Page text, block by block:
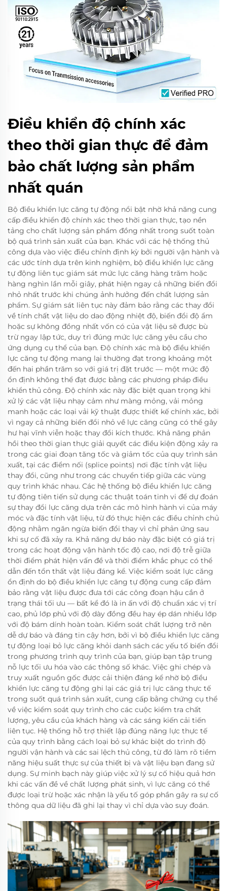
Điều khiển độ chính xác
theo thời gian thực để đảm
bảo chất lượng sản phẩm
nhất quán
Bộ điều khiển lực căng tự động nổi bật nhờ khả năng cung
cấp điều khiển độ chính xác theo thời gian thực, tạo nền
tảng cho chất lượng sản phẩm đồng nhất trong suốt toàn
bộ quá trình sản xuất của bạn. Khác với các hệ thống thủ
công dựa vào việc điều chỉnh định kỳ bởi người vận hành và
các ước tính dựa trên kinh nghiệm, bộ điều khiển lực căng
tự động liên tục giám sát mức lực căng hàng trăm hoặc
hàng nghìn lần mỗi giây, phát hiện ngay cả những biến đổi
nhỏ nhất trước khi chúng ảnh hưởng đến chất lượng sản
phẩm. Sự giám sát liên tục này đảm bảo rằng các thay đổi
về tính chất vật liệu do dao động nhiệt độ, biến đổi độ ẩm
hoặc sự không đồng nhất vốn có của vật liệu sẽ được bù
trừ ngay lập tức, duy trì đúng mức lực căng yêu cầu cho
ứng dụng cụ thể của bạn. Độ chính xác mà bộ điều khiển
lực căng tự động mang lại thường đạt trong khoảng một
đến hai phần trăm so với giá trị đặt trước — một mức độ
ổn định không thể đạt được bằng các phương pháp điều
khiển thủ công. Độ chính xác này đặc biệt quan trọng khi
xử lý các vật liệu nhạy cảm như màng mỏng, vải mỏng
manh hoặc các loại vải kỹ thuật được thiết kế chính xác, bởi
vì ngay cả những biến đổi nhỏ về lực căng cũng có thể gây
hư hại vĩnh viễn hoặc thay đổi kích thước. Khả năng phản
hồi theo thời gian thực giải quyết các điều kiện động xảy ra
trong các giai đoạn tăng tốc và giảm tốc của quy trình sản
xuất, tại các điểm nối (splice points) nơi đặc tính vật liệu
thay đổi, cũng như trong các chuyển tiếp giữa các vùng
quy trình khác nhau. Các hệ thống bộ điều khiển lực căng
tự động tiên tiến sử dụng các thuật toán tinh vi để dự đoán
sự thay đổi lực căng dựa trên các mô hình hành vi của máy
móc và đặc tính vật liệu, từ đó thực hiện các điều chỉnh chủ
động nhằm ngăn ngừa biến đổi thay vì chỉ phản ứng sau
khi sự cố đã xảy ra. Khả năng dự báo này đặc biệt có giá trị
trong các hoạt động vận hành tốc độ cao, nơi độ trễ giữa
thời điểm phát hiện vấn đề và thời điểm khắc phục có thể
dẫn đến tổn thất vật liệu đáng kể. Việc kiểm soát lực căng
ổn định do bộ điều khiển lực căng tự động cung cấp đảm
bảo rằng vật liệu được đưa tới các công đoạn hậu cần ở
trạng thái tối ưu — bất kể đó là in ấn với độ chuẩn xác vị trí
cao, phủ lớp phủ với độ dày đồng đều hay ép dán nhiều lớp
với độ bám dính hoàn toàn. Kiểm soát chất lượng trở nên
dễ dự báo và đáng tin cậy hơn, bởi vì bộ điều khiển lực căng
tự động loại bỏ lực căng khỏi danh sách các yếu tố biến đổi
trong phương trình quy trình của bạn, giúp bạn tập trung
nỗ lực tối ưu hóa vào các thông số khác. Việc ghi chép và
truy xuất nguồn gốc được cải thiện đáng kể nhờ bộ điều
khiển lực căng tự động ghi lại các giá trị lực căng thực tế
trong suốt quá trình sản xuất, cung cấp bằng chứng cụ thể
về việc kiểm soát quy trình cho các cuộc kiểm tra chất
lượng, yêu cầu của khách hàng và các sáng kiến cải tiến
liên tục. Hệ thống hỗ trợ thiết lập đúng năng lực thực tế
của quy trình bằng cách loại bỏ sự khác biệt do trình độ
người vận hành và các sai lệch thủ công, từ đó làm rõ tiềm
năng hiệu suất thực sự của thiết bị và vật liệu bạn đang sử
dụng. Sự minh bạch này giúp việc xử lý sự cố hiệu quả hơn
khi các vấn đề về chất lượng phát sinh, vì lực căng có thể
được loại trừ hoặc xác nhận là yếu tố góp phần gây ra sự cố
thông qua dữ liệu đã ghi lại thay vì chỉ dựa vào suy đoán.